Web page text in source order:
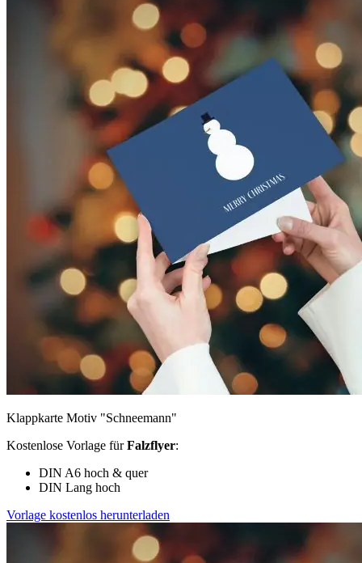
Klappkarte Motiv "Schneemann"
Kostenlose Vorlage fürFalzflyer:
DIN A6 hoch & quer
DIN Lang hoch
Vorlage kostenlos herunterladen